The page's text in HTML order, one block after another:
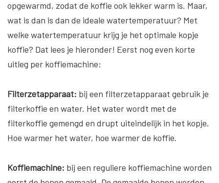
opgewarmd, zodat de koffie ook lekker warm is. Maar,
wat is dan is dan de ideale watertemperatuur? Met
welke watertemperatuur krijg je het optimale kopje
koffie? Dat lees je hieronder! Eerst nog even korte
uitleg per koffiemachine:
Filterzetapparaat: bij een filterzetapparaat gebruik je
filterkoffie en water. Het water wordt met de
filterkoffie gemengd en drupt uiteindelijk in het kopje.
Hoe warmer het water, hoe warmer de koffie.
Koffiemachine: bij een reguliere koffiemachine worden